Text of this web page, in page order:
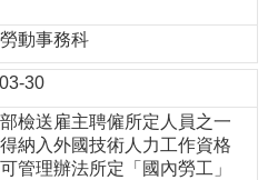
動事務科
30
檢送雇主聘僱所定人員之一
納入外國技術人力工作資格
管理辦法所定「國內勞工」